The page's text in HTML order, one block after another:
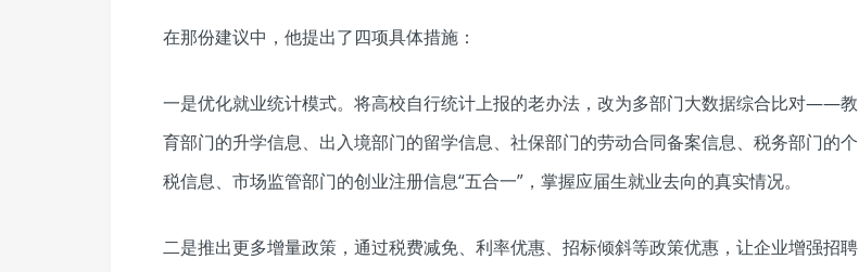
在那份建议中，他提出了四项具体措施：
一是优化就业统计模式。将高校自行统计上报的老办法，改为多部门大数据综合比对——教
育部门的升学信息、出入境部门的留学信息、社保部门的劳动合同备案信息、税务部门的个
税信息、市场监管部门的创业注册信息“五合一”，掌握应届生就业去向的真实情况。
二是推出更多增量政策，通过税费减免、利率优惠、招标倾斜等政策优惠，让企业增强招聘